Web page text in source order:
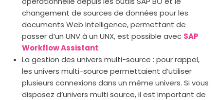
changement de sources de données pour les
documents Web Intelligence, permettant de
passer d’un UNV à un UNX, est possible avec SAP
Workflow Assistant.
La gestion des univers multi-source : pour rappel,
les univers multi-source permettaient d’utiliser
plusieurs connexions dans un même univers. Si vous
disposez d’univers multi source, il est important de